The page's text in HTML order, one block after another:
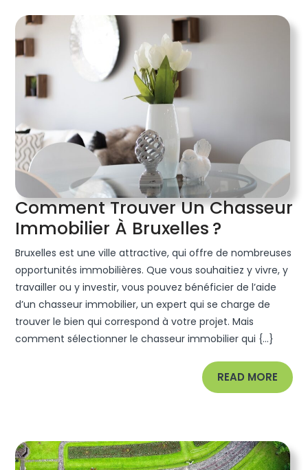
Comment Trouver Un Chasseur
Immobilier À Bruxelles ?
Trouver
Un
Chasseur
À
Bruxelles
Bruxelles est une ville attractive, qui offre de nombreuses
opportunités immobilières. Que vous souhaitiez y vivre, y
travailler ou y investir, vous pouvez bénéficier de l’aide
d’un chasseur immobilier, un expert qui se charge de
trouver le bien qui correspond à votre projet. Mais
comment sélectionner le chasseur immobilier qui {...}
READ MORE READ
MORE